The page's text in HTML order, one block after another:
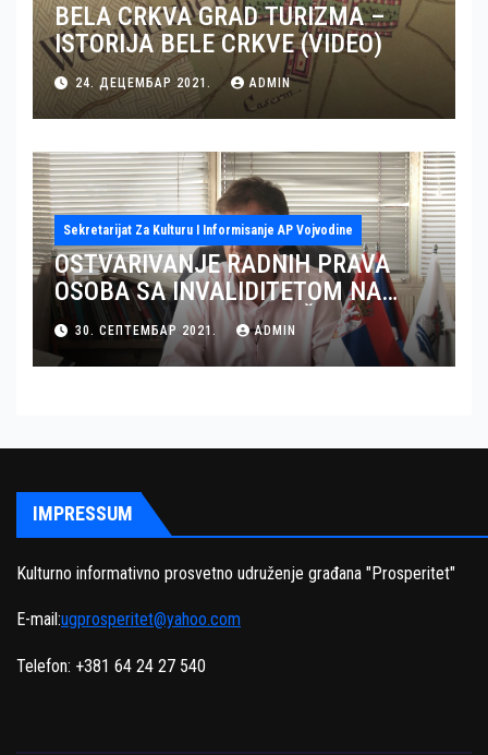
BELA CRKVA GRAD TURIZMA –
ISTORIJA BELE CRKVE (VIDEO)
24. ДЕЦЕМБАР 2021. ADMIN
Sekretarijat Za Kulturu I Informisanje AP Vojvodine
OSTVARIVANJE RADNIH PRAVA
OSOBA SA INVALIDITETOM NA
TERITORIJI OKRUGA JUŽNI BANAT
– GRAD PANČEVO
30. СЕПТЕМБАР 2021. ADMIN
IMPRESSUM
Kulturno informativno prosvetno udruženje građana "Prosperitet"
E-mail:ugprosperitet@yahoo.com
Telefon: +381 64 24 27 540